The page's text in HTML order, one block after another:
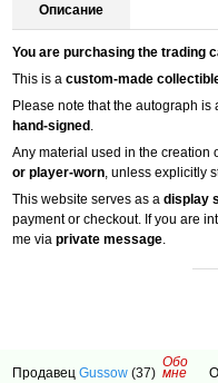
Описание
You are purchasing the trading
This is acustom-made
Please note that the autograph is
hand-signed .
Any material used in the creation
or player-worn, unless explicitly
This website serves as adisplay
payment or checkout. If you are
me viaprivate message.
ПродавецGussow (37)
Обо
мне